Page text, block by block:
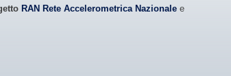
RAN Rete Accelerometrica Nazionale e